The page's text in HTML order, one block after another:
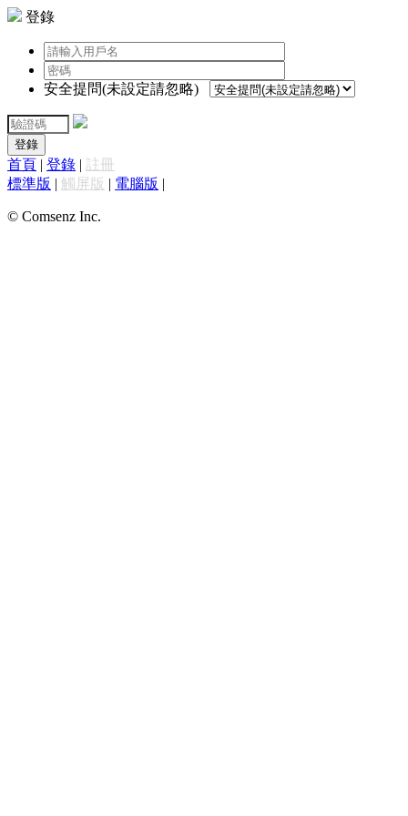
登錄
安全提問(未設定請忽略)
登錄
首頁 | 登錄 | 註冊
標準版 | 觸屏版 | 電腦版 |
© Comsenz Inc.